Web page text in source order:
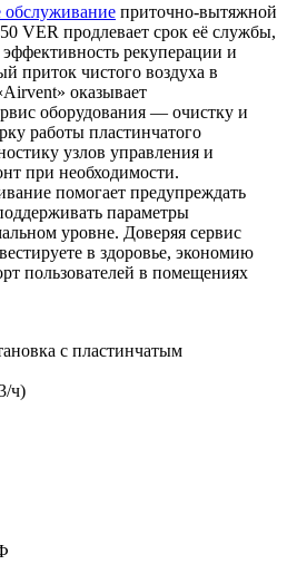
обслуживание приточно-вытяжной
VER продлевает срок её службы,
рекуперации и
приток чистого воздуха в
оказывает
оборудования — очистку и
работы пластинчатого
узлов управления и
при необходимости.
помогает предупреждать
параметры
уровне. Доверяя сервис
в здоровье, экономию
пользователей в помещениях
с пластинчатым
ч)